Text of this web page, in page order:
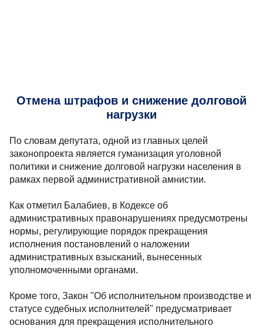
Отмена штрафов и снижение долговой
нагрузки
По словам депутата, одной из главных целей
законопроекта является гуманизация уголовной
политики и снижение долговой нагрузки населения в
рамках первой административной амнистии.
Как отметил Балабиев, в Кодексе об
административных правонарушениях предусмотрены
нормы, регулирующие порядок прекращения
исполнения постановлений о наложении
административных взысканий, вынесенных
уполномоченными органами.
Кроме того, Закон "Об исполнительном производстве и
статусе судебных исполнителей" предусматривает
основания для прекращения исполнительного